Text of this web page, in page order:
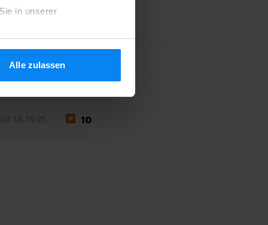
in unserer
Alle zulassen
28. Oktober 2025
18.10.25 10